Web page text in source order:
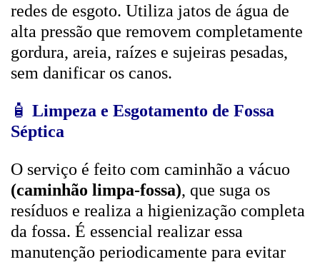
redes de esgoto. Utiliza jatos de água de
alta pressão que removem completamente
gordura, areia, raízes e sujeiras pesadas,
sem danificar os canos.
🧴 Limpeza e Esgotamento de Fossa
Séptica
O serviço é feito com caminhão a vácuo
(caminhão limpa-fossa), que suga os
resíduos e realiza a higienização completa
da fossa. É essencial realizar essa
manutenção periodicamente para evitar